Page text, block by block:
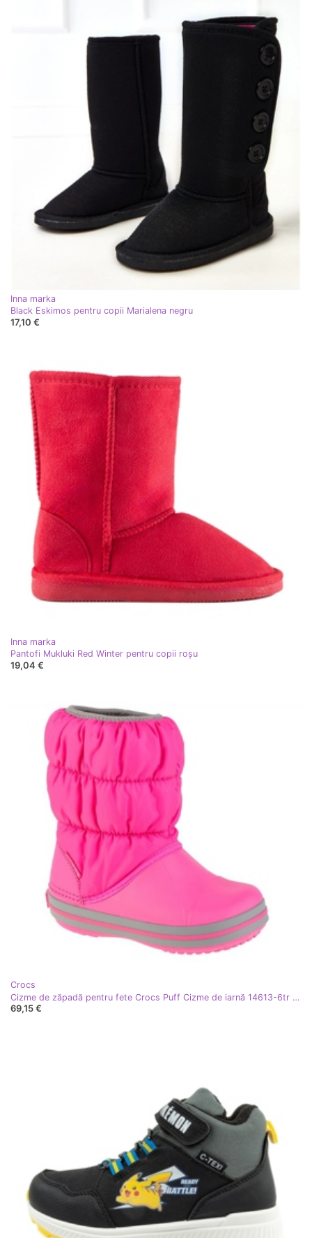
Inna marka
Black Eskimos pentru copii Marialena negru
17,10 €
Inna marka
Pantofi Mukluki Red Winter pentru copii roşu
19,04 €
Crocs
Cizme de zăpadă pentru fete Crocs Puff Cizme de iarnă 14613-6tr roz
69,15 €